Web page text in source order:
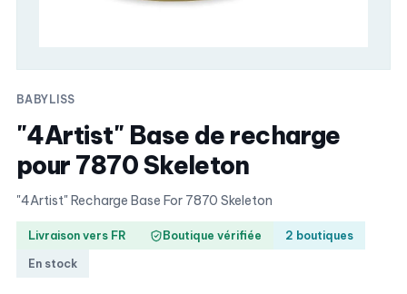
BABYLISS
"4Artist" Base de recharge
pour 7870 Skeleton
"4Artist" Recharge Base For 7870 Skeleton
Livraison vers FR Boutique vérifiée
2 boutiques
En stock